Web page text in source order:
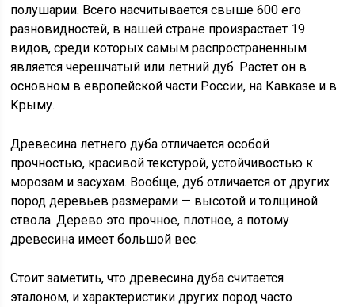
полушарии. Всего насчитывается свыше 600 его
разновидностей, в нашей стране произрастает 19
видов, среди которых самым распространенным
является черешчатый или летний дуб. Растет он в
основном в европейской части России, на Кавказе и в
Крыму.
Древесина летнего дуба отличается особой
прочностью, красивой текстурой, устойчивостью к
морозам и засухам. Вообще, дуб отличается от других
пород деревьев размерами — высотой и толщиной
ствола. Дерево это прочное, плотное, а потому
древесина имеет большой вес.
Стоит заметить, что древесина дуба считается
эталоном, и характеристики других пород часто